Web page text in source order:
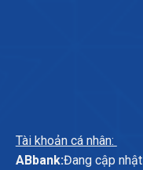
Tài khoản cá nhân:
ABbank:Đang cập nhật